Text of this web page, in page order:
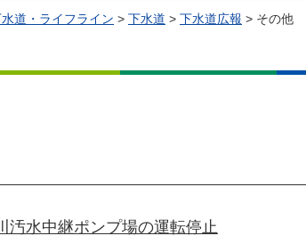
道・ライフライン > 下水道 > 下水道広報 > その他
汚水中継ポンプ場の運転停止